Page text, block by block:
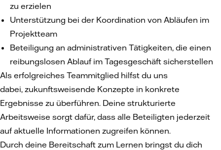
zu erzielen
Unterstützung bei der Koordination von Abläufen im
Projektteam
Beteiligung an administrativen Tätigkeiten, die einen
reibungslosen Ablauf im Tagesgeschäft sicherstellen
Als erfolgreiches Teammitglied hilfst du uns
dabei, zukunftsweisende Konzepte in konkrete
Ergebnisse zu überführen. Deine strukturierte
Arbeitsweise sorgt dafür, dass alle Beteiligten jederzeit
auf aktuelle Informationen zugreifen können.
Durch deine Bereitschaft zum Lernen bringst du dich